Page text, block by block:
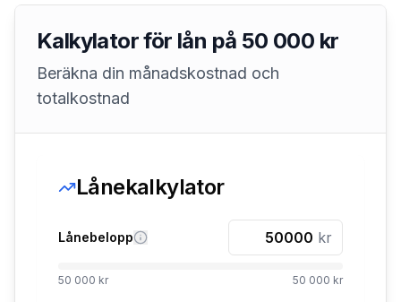
Kalkylator för lån på 50 000 kr
Beräkna din månadskostnad och
totalkostnad
Lånekalkylator
Lånebelopp kr
50 000 kr 50 000 kr